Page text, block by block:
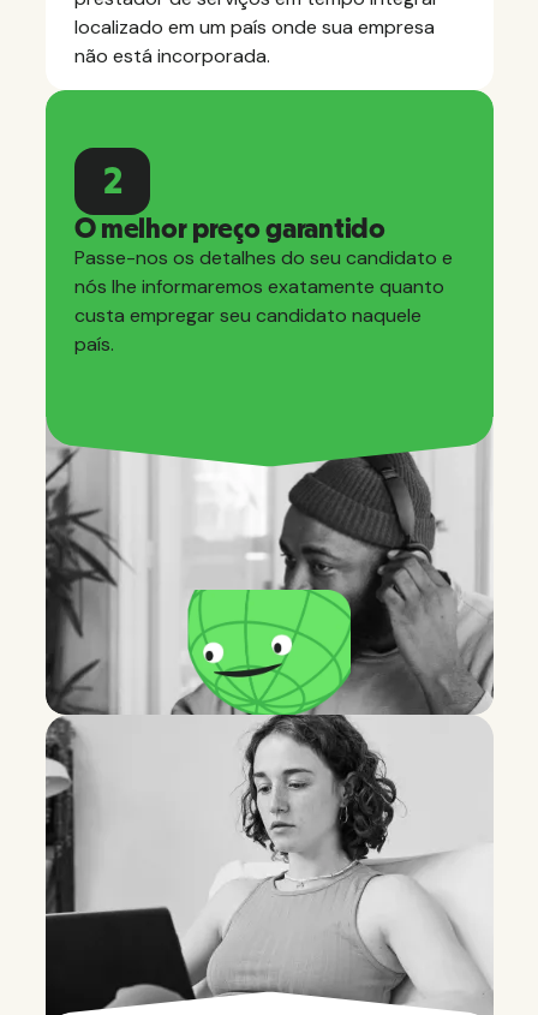
localizado em um país onde sua empresa
não está incorporada.
2
O melhor preço garantido
Passe-nos os detalhes do seu candidato e
nós lhe informaremos exatamente quanto
custa empregar seu candidato naquele
país.